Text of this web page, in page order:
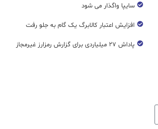
سایپا واگذار می شود
افزایش اعتبار کالابرگ یک گام به جلو رفت
پاداش ۲۷ میلیاردی برای گزارش رمزارز غیرمجاز